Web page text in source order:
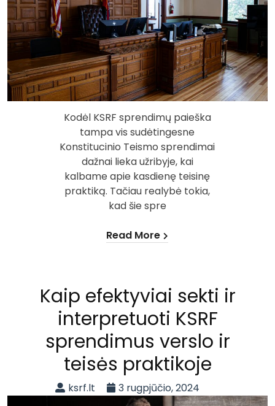
Kodėl KSRF sprendimų paieška
tampa vis sudėtingesne
Konstitucinio Teismo sprendimai
dažnai lieka užribyje, kai
kalbame apie kasdienę teisinę
praktiką. Tačiau realybė tokia,
kad šie spre
Read More
Kaip efektyviai sekti ir
interpretuoti KSRF
sprendimus verslo ir
teisės praktikoje
ksrf.lt 3 rugpjūčio, 2024